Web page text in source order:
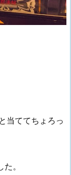
当ててちょろっ
。